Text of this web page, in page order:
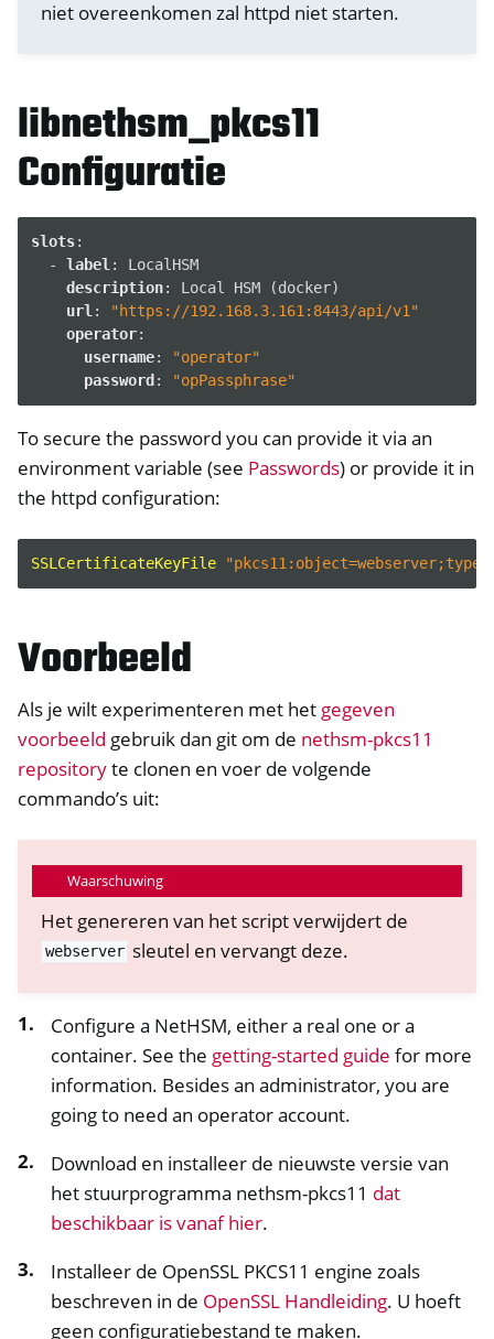
niet overeenkomen zal httpd niet starten.
libnethsm_pkcs11
Configuratie
slots:
-
label :
LocalHSM
description:
Local HSM (docker)
url :
"https://192.168.3.161:8443/api/v1"
operator:
username:
"operator"
password: "opPassphrase"
To secure the password you can provide it via an
environment variable (see Passwords) or provide it in
the httpd configuration:
SSLCertificateKeyFile
Voorbeeld
Als je wilt experimenteren met het gegeven
voorbeeld gebruik dan git om de nethsm-pkcs11
repositoryte clonen en voer de volgende
commando’s uit:
Waarschuwing
Het genereren van het script verwijdert de
webserver sleutel en vervangt deze.
Configure a NetHSM, either a real one or a
container. See the getting-started guide for more
information. Besides an administrator, you are
going to need an operator account.
Download en installeer de nieuwste versie van
het stuurprogramma nethsm-pkcs11 dat
beschikbaar is vanaf hier.
Installeer de OpenSSL PKCS11 engine zoals
beschreven in de OpenSSL Handleiding. U hoeft
geen configuratiebestand te maken.